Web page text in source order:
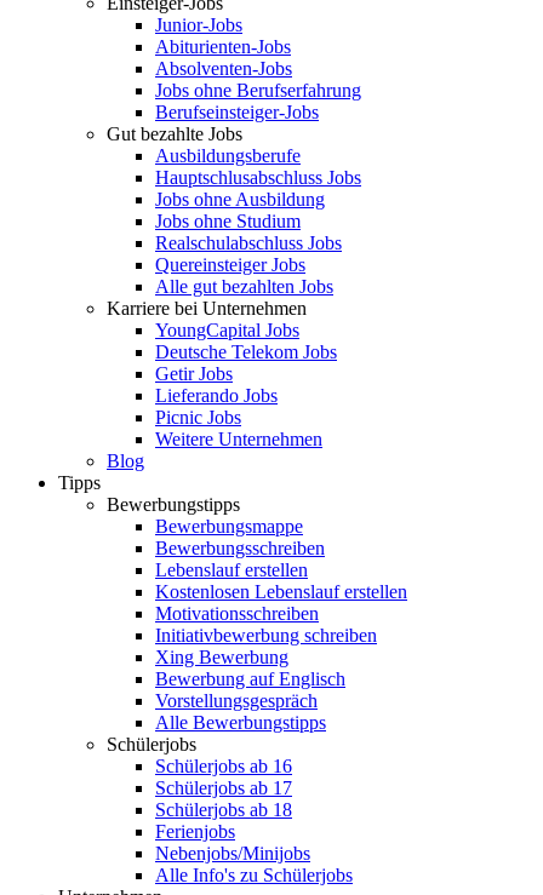
Junior-Jobs
Abiturienten-Jobs
Absolventen-Jobs
Jobs ohne Berufserfahrung
Berufseinsteiger-Jobs
Gut bezahlte Jobs
Ausbildungsberufe
Hauptschlusabschluss Jobs
Jobs ohne Ausbildung
Jobs ohne Studium
Realschulabschluss Jobs
Quereinsteiger Jobs
Alle gut bezahlten Jobs
Karriere bei Unternehmen
YoungCapital Jobs
Deutsche Telekom Jobs
Getir Jobs
Lieferando Jobs
Picnic Jobs
Weitere Unternehmen
Blog
Tipps
Bewerbungstipps
Bewerbungsmappe
Bewerbungsschreiben
Lebenslauf erstellen
Kostenlosen Lebenslauf erstellen
Motivationsschreiben
Initiativbewerbung schreiben
Xing Bewerbung
Bewerbung auf Englisch
Vorstellungsgespräch
Alle Bewerbungstipps
Schülerjobs
Schülerjobs ab 16
Schülerjobs ab 17
Schülerjobs ab 18
Ferienjobs
Nebenjobs/Minijobs
Alle Info's zu Schülerjobs